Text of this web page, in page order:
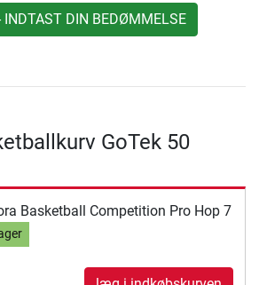
INDTAST DIN BEDØMMELSE
GoTek 50
Basketball Competition Pro Hop 7